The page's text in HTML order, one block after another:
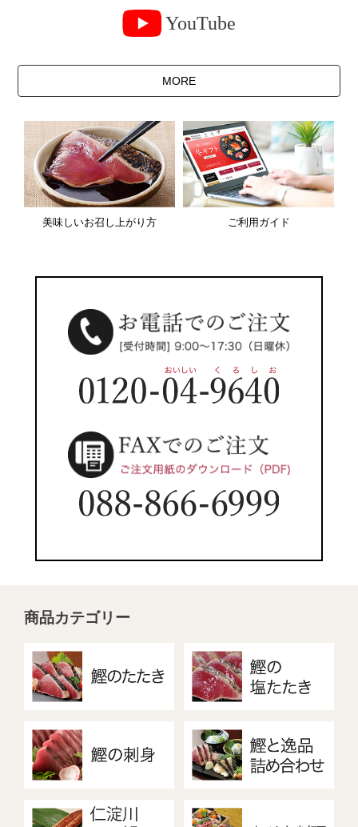
YouTube
MORE
美味しいお召し上がり方 ご利用ガイド
商品カテゴリー